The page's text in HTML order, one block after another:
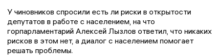
У чиновников спросили есть ли риски в открытости
депутатов в работе с населением, на что
горпарламентарий Алексей Лызлов ответил, что никаких
рисков в этом нет, а диалог с населением помогает
решать проблемы.